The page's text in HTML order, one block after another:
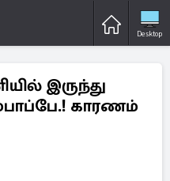
Desktop
இருந்து
காரணம்